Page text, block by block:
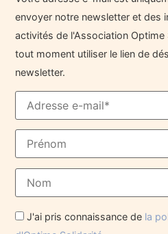
envoyer notre newsletter et des
activités de l'Association Optime
tout moment utiliser le lien de
newsletter.
J'ai pris connaissance de la